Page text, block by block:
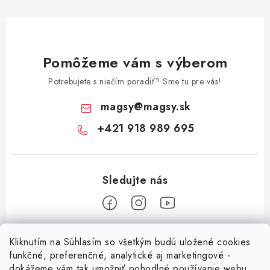
Kliknutím na Súhlasím so všetkým budú uložené cookies
funkčné, preferenčné, analytické aj marketingové -
Pomôžeme vám s výberom
Potrebujete s niečím poradiť? Sme tu pre vás!
magsy@magsy.sk
+421 918 989 695
Informácie pre vás